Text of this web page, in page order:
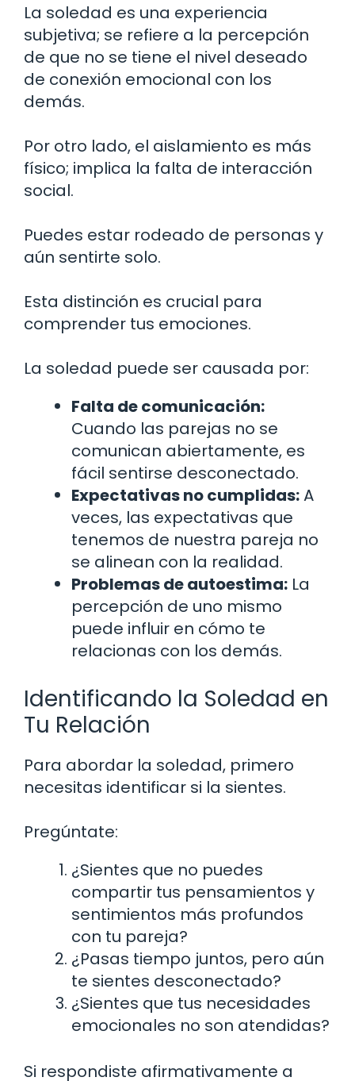
La soledad es una experiencia
subjetiva; se refiere a la percepción
de que no se tiene el nivel deseado
de conexión emocional con los
demás.
Por otro lado, el aislamiento es más
físico; implica la falta de interacción
social.
Puedes estar rodeado de personas y
aún sentirte solo.
Esta distinción es crucial para
comprender tus emociones.
La soledad puede ser causada por:
Falta de comunicación:
Cuando las parejas no se
comunican abiertamente, es
fácil sentirse desconectado.
Expectativas no cumplidas:A
veces, las expectativas que
tenemos de nuestra pareja no
se alinean con la realidad.
Problemas de autoestima: La
percepción de uno mismo
puede influir en cómo te
relacionas con los demás.
Identificando la Soledad en
Tu Relación
Para abordar la soledad, primero
necesitas identificar si la sientes.
Pregúntate:
¿Sientes que no puedes
compartir tus pensamientos y
sentimientos más profundos
con tu pareja?
¿Pasas tiempo juntos, pero aún
te sientes desconectado?
¿Sientes que tus necesidades
emocionales no son atendidas?
Si respondiste afirmativamente a